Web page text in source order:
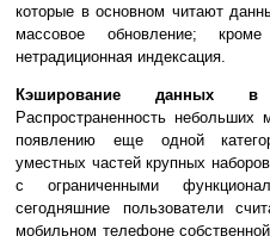
которые в основном читают
массовое обновление;
нетрадиционная индексация.
Кэширование данных в
Распространенность небольших
появлению еще одной
уместных частей крупных
с ограниченными
сегодняшние пользователи
мобильном телефоне